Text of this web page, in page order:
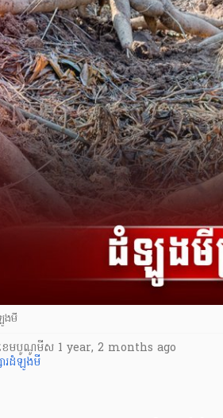
ងមី
េមបូណូមីស 1 year, 2 months ago
ារដំឡូងមី